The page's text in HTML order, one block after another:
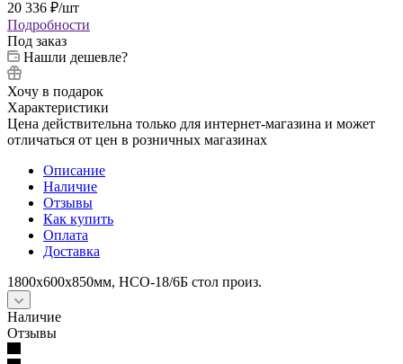
20 336 ₽/шт
Подробности
Под заказ
Нашли дешевле?
Хочу в подарок
Характеристики
Цена действительна только для интернет-магазина и может
отличаться от цен в розничных магазинах
Описание
Наличие
Отзывы
Как купить
Оплата
Доставка
1800х600х850мм, НСО-18/6Б стол произ.
Наличие
Отзывы